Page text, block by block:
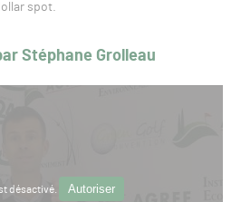
spot.
Stéphane Grolleau
désactivé. Autoriser